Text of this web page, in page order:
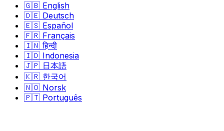
🇬🇧 English
🇩🇪 Deutsch
🇪🇸 Español
🇫🇷 Français
🇮🇳हिन्दी
🇮🇩 Indonesia
🇯🇵 日本語
🇰🇷 한국어
🇳🇴 Norsk
🇵🇹 Português